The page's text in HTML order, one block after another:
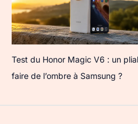
Test du Honor Magic V6 : un
faire de l’ombre à Samsung ?